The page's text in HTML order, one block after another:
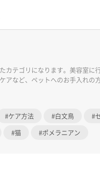
カテゴリになります。美容室
など、ペットへのお手入れの
ケア方法 白文鳥
猫 ポメラニアン